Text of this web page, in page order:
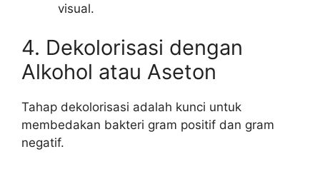
visual.
4. Dekolorisasi dengan
Alkohol atau Aseton
Tahap dekolorisasi adalah kunci untuk
membedakan bakteri gram positif dan gram
negatif.